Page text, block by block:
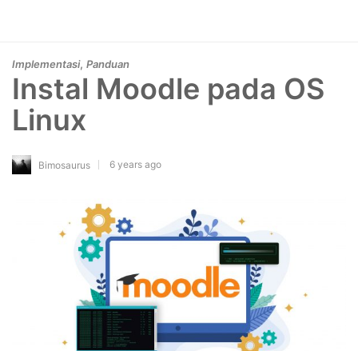
Implementasi, Panduan
Instal Moodle pada OS
Linux
Bimosaurus 6 years ago